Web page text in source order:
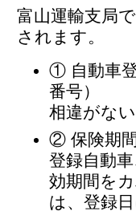
富山運輸支局
されます。
① 自動車
番号）
相違がな
② 保険期間
登録自動
効期間を
は、登録